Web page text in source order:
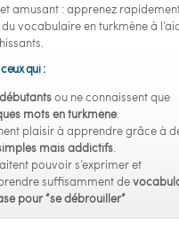
amusant : apprenez
du vocabulaire en turkmène à
qui :
débutantsou ne connaissent que
mots en turkmène.
plaisir à apprendre grâce à
mais addictifs.
pouvoir s’exprimer et
suffisamment de
pour “se débrouiller”